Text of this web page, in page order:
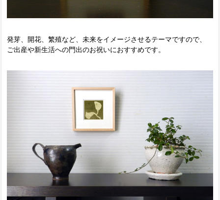
発芽、開花、繁殖など、未来をイメージさせるテーマですので、
ご出産や新生活への門出のお祝いにおすすめです。